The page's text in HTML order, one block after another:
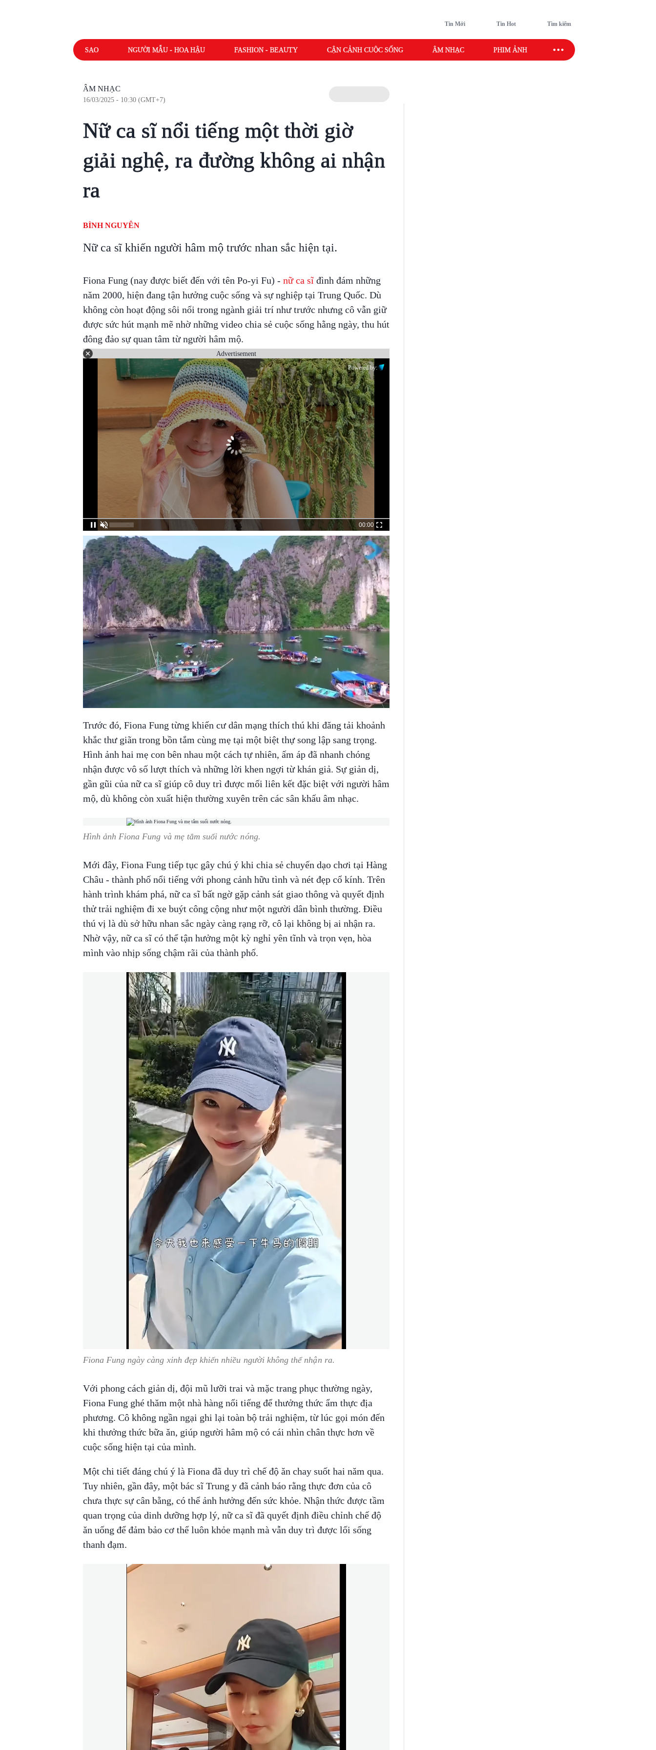
Tin Mới Tin Hot Tìm kiếm
SAO NGƯỜI MẪU - HOA HẬU FASHION - BEAUTY CẬN CẢNH CUỘC SỐNG ÂM NHẠC PHIM ẢNH SAO SPORT
ÂM NHẠC
16/03/2025 - 10:30 (GMT+7)
Nữ ca sĩ nổi tiếng một thời giờ
giải nghệ, ra đường không ai nhận
ra
BÌNH NGUYÊN
Nữ ca sĩ khiến người hâm mộ trước nhan sắc hiện tại.
Fiona Fung (nay được biết đến với tên Po-yi Fu) - nữ ca sĩđình đám những
năm 2000, hiện đang tận hưởng cuộc sống và sự nghiệp tại Trung Quốc. Dù
không còn hoạt động sôi nổi trong ngành giải trí như trước nhưng cô vẫn giữ
được sức hút mạnh mẽ nhờ những video chia sẻ cuộc sống hằng ngày, thu hút
đông đảo sự quan tâm từ người hâm mộ.
Advertisement
Trước đó, Fiona Fung từng khiến cư dân mạng thích thú khi đăng tải khoảnh
khắc thư giãn trong bồn tắm cùng mẹ tại một biệt thự song lập sang trọng.
Hình ảnh hai mẹ con bên nhau một cách tự nhiên, ấm áp đã nhanh chóng
nhận được vô số lượt thích và những lời khen ngợi từ khán giả. Sự giản dị,
gần gũi của nữ ca sĩ giúp cô duy trì được mối liên kết đặc biệt với người hâm
mộ, dù không còn xuất hiện thường xuyên trên các sân khấu âm nhạc.
Hình ảnh Fiona Fung và mẹ tắm suối nước nóng.
Mới đây, Fiona Fung tiếp tục gây chú ý khi chia sẻ chuyến dạo chơi tại Hàng
Châu - thành phố nổi tiếng với phong cảnh hữu tình và nét đẹp cổ kính. Trên
hành trình khám phá, nữ ca sĩ bất ngờ gặp cảnh sát giao thông và quyết định
thử trải nghiệm đi xe buýt công cộng như một người dân bình thường. Điều
thú vị là dù sở hữu nhan sắc ngày càng rạng rỡ, cô lại không bị ai nhận ra.
Nhờ vậy, nữ ca sĩ có thể tận hưởng một kỳ nghỉ yên tĩnh và trọn vẹn, hòa
mình vào nhịp sống chậm rãi của thành phố.
Fiona Fung ngày càng xinh đẹp khiến nhiều người không thể nhận ra.
Với phong cách giản dị, đội mũ lưỡi trai và mặc trang phục thường ngày,
Fiona Fung ghé thăm một nhà hàng nổi tiếng để thưởng thức ẩm thực địa
phương. Cô không ngần ngại ghi lại toàn bộ trải nghiệm, từ lúc gọi món đến
khi thưởng thức bữa ăn, giúp người hâm mộ có cái nhìn chân thực hơn về
cuộc sống hiện tại của mình.
Một chi tiết đáng chú ý là Fiona đã duy trì chế độ ăn chay suốt hai năm qua.
Tuy nhiên, gần đây, một bác sĩ Trung y đã cảnh báo rằng thực đơn của cô
chưa thực sự cân bằng, có thể ảnh hưởng đến sức khỏe. Nhận thức được tầm
quan trọng của dinh dưỡng hợp lý, nữ ca sĩ đã quyết định điều chỉnh chế độ
ăn uống để đảm bảo cơ thể luôn khỏe mạnh mà vẫn duy trì được lối sống
thanh đạm.